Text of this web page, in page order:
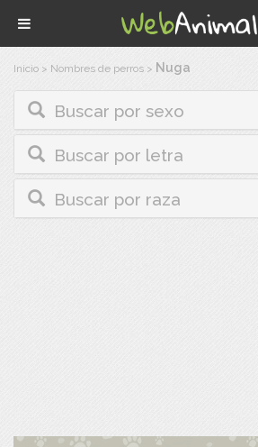
Inicio > Nombres de perros > Nuga
Buscar por sexo
Buscar por letra
Buscar por raza